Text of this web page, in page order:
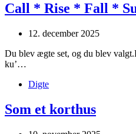
Call * Rise * Fall *
12. december 2025
Du blev ægte set, og du blev
ku’…
Digte
Som et korthus